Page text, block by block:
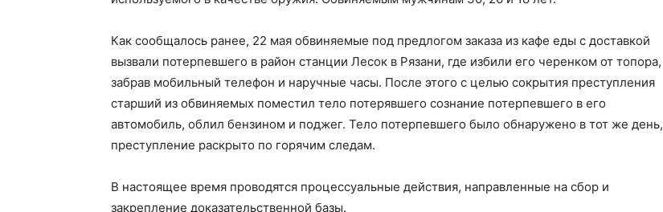
Как сообщалось ранее, 22 мая обвиняемые под предлогом заказа из кафе еды с доставкой
вызвали потерпевшего в район станции Лесок в Рязани, где избили его черенком от топора,
забрав мобильный телефон и наручные часы. После этого с целью сокрытия преступления
старший из обвиняемых поместил тело потерявшего сознание потерпевшего в его
автомобиль, облил бензином и поджег. Тело потерпевшего было обнаружено в тот же день,
преступление раскрыто по горячим следам.
В настоящее время проводятся процессуальные действия, направленные на сбор и
закрепление доказательственной базы.